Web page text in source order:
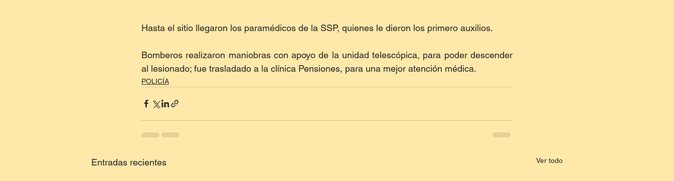
Hasta el sitio llegaron los paramédicos de la SSP, quienes le dieron los primero auxilios.
Bomberos realizaron maniobras con apoyo de la unidad telescópica, para poder descender
al lesionado; fue trasladado a la clínica Pensiones, para una mejor atención médica.
POLICÍA
Entradas recientes Ver todo